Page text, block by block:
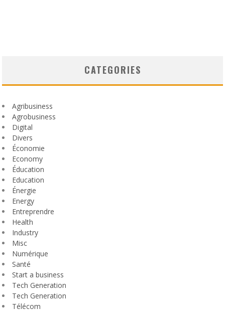
CATEGORIES
Agribusiness
Agrobusiness
Digital
Divers
Économie
Economy
Éducation
Education
Énergie
Energy
Entreprendre
Health
Industry
Misc
Numérique
Santé
Start a business
Tech Generation
Tech Generation
Télécom